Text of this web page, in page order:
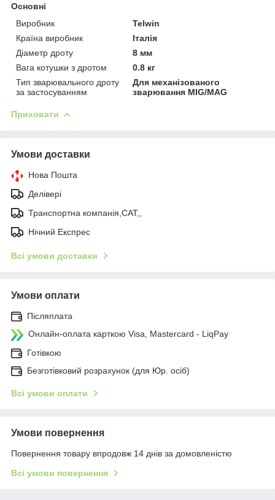
Основні
Виробник
Telwin
Країна виробник
Італія
Діаметр дроту
8 мм
Вага котушки з дротом
0.8 кг
Тип зварювального дроту
за застосуванням
Для механізованого
зварювання MIG/MAG
Приховати
Умови доставки
Нова Пошта
Делівері
Транспортна компанія,САТ,,
Нічний Експрес
Всі умови доставки
Умови оплати
Післяплата
Онлайн-оплата карткою Visa, Mastercard - LiqPay
Готівкою
Безготівковий розрахунок (для Юр. осіб)
Всі умови оплати
Умови повернення
Повернення товару впродовж 14 днів за домовленістю
Всі умови повернення